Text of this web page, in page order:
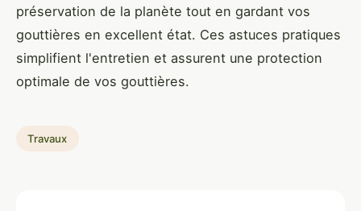
préservation de la planète tout en gardant vos
gouttières en excellent état. Ces astuces pratiques
simplifient l'entretien et assurent une protection
optimale de vos gouttières.
Travaux